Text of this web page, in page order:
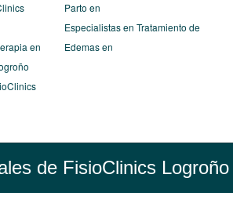
en
Parto en
Especialistas en Tratamiento de
Edemas en
de FisioClinics Logroño